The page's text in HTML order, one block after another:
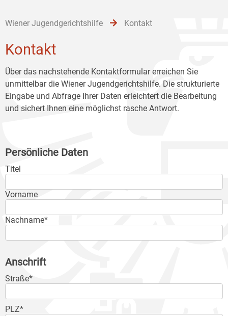
Wiener Jugendgerichtshilfe Kontakt
Kontakt
Über das nachstehende Kontaktformular erreichen Sie
unmittelbar die Wiener Jugendgerichtshilfe. Die strukturierte
Eingabe und Abfrage Ihrer Daten erleichtert die Bearbeitung
und sichert Ihnen eine möglichst rasche Antwort.
Persönliche Daten
Titel
Vorname
Nachname*
Anschrift
Straße*
PLZ*